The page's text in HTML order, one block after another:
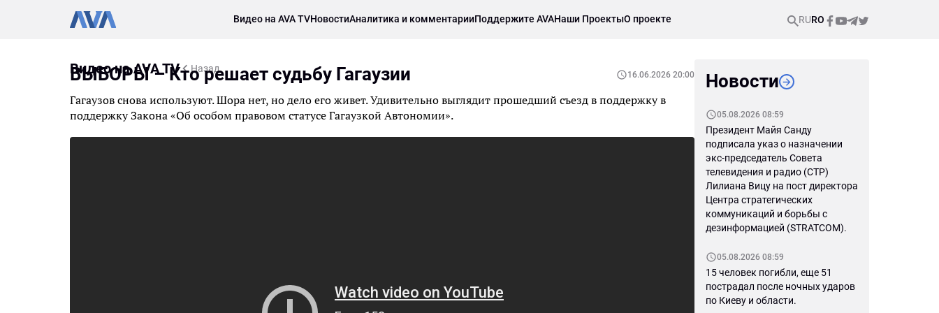
Видео на AVA TVНовостиАналитика и комментарииПоддержите AVAНаши ПроектыО проекте RURO
Видео на AVA TV Назад
ВЫБОРЫ – Кто решает судьбу Гагаузии 16.06.2026 20:00
Гагаузов снова используют. Шора нет, но дело его живет. Удивительно выглядит прошедший съезд в поддержку в
поддержку Закона «Об особом правовом статусе Гагаузкой Автономии».
Новости
05.08.2026 08:59
Президент Майя Санду
подписала указ о назначении
экс-председатель Совета
телевидения и радио (СТР)
Лилиана Вицу на пост директора
Центра стратегических
коммуникаций и борьбы с
дезинформацией (STRATCOM).
05.08.2026 08:59
15 человек погибли, еще 51
пострадал после ночных ударов
по Киеву и области.